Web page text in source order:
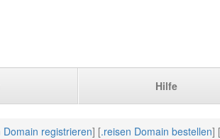
Hilfe
Domain registrieren] [.reisen Domain bestellen] [